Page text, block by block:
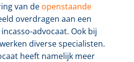
van de openstaande
overdragen aan een
advocaat. Ook bij
diverse specialisten.
heeft namelijk meer